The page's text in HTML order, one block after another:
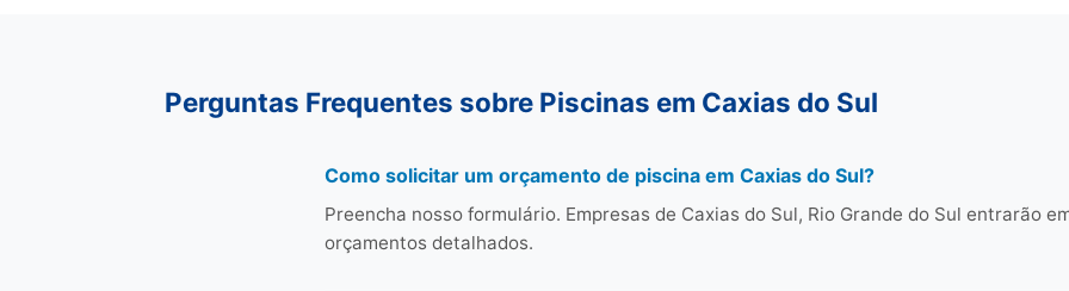
Perguntas Frequentes sobre Piscinas em Caxias do Sul
Como solicitar um orçamento de piscina em Caxias do Sul?
Preencha nosso formulário. Empresas de Caxias do Sul, Rio Grande do Sul entrarão
orçamentos detalhados.